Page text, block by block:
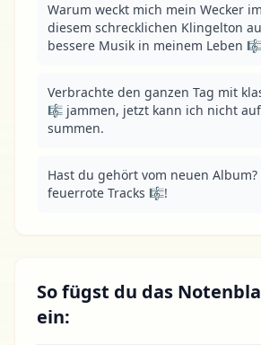
Warum weckt mich mein Wecker
diesem schrecklichen Klingelton
bessere Musik in meinem Leben 🎼
Verbrachte den ganzen Tag mit
🎼 jammen, jetzt kann ich nicht
summen.
Hast du gehört vom neuen
feuerrote Tracks 🎼!
So fügst du das
ein: